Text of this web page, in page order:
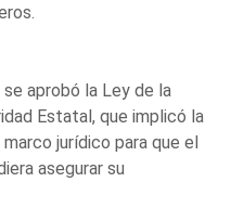
aprobó la Ley de la
Estatal, que implicó la
jurídico para que el
asegurar su